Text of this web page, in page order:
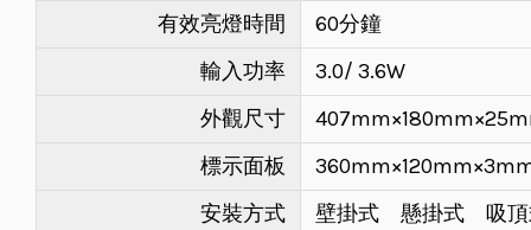
有效亮燈時間
60分鐘
輸入功率
3.0/ 3.6W
外觀尺寸
標示面板
安裝方式
壁掛式 懸掛式 吸頂